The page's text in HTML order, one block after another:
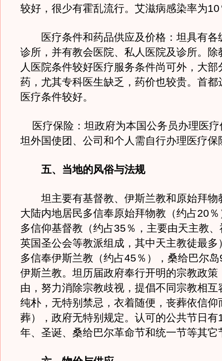
较好，很少有霍乱流行。艾滋病感染率为
医疗条件和药品供应及价格：坦具有各
诊所，并有教会医院、私人医院及诊所。除
人医院条件较好医疗服务条件尚可外，大部
药，尤其专科医生缺乏，药价也较贵。首都
医疗条件较好。
医疗保险：坦政府为本国公务员办理医疗
坦外国使团、公司和个人需自行办理医疗保
五、当地的风俗与法规
坦主要有基督教、伊斯兰教和原始拜物
大陆内地居民多信奉原始拜物教（约占20
多信仰基督教（约占35％，主要由天主教
英国圣公会等教派组成，其中天主教徒最多
多信奉伊斯兰教（约占45％），桑给巴尔
伊斯兰教。坦历届政府奉行开明的宗教政策
由，努力消除宗教歧视，提倡不同宗教相互
纯朴，无特别禁忌，衣着随便，丧葬依信仰
葬），政府无特别规定。认可的公共节日有
年、圣诞、桑给巴尔革命节和统一节等其它